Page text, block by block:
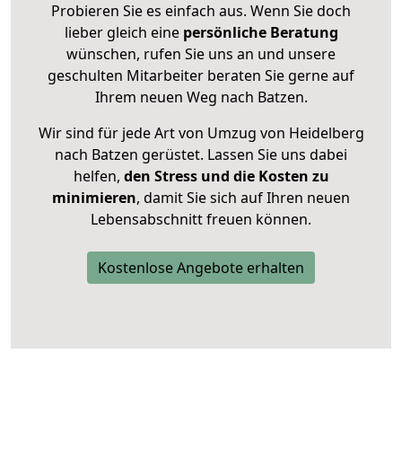
Probieren Sie es einfach aus. Wenn Sie doch
lieber gleich eine persönliche Beratung
wünschen, rufen Sie uns an und unsere
geschulten Mitarbeiter beraten Sie gerne auf
Ihrem neuen Weg nach Batzen.
Wir sind für jede Art von Umzug von Heidelberg
nach Batzen gerüstet. Lassen Sie uns dabei
helfen, den Stress und die Kosten zu
minimieren, damit Sie sich auf Ihren neuen
Lebensabschnitt freuen können.
Kostenlose Angebote erhalten